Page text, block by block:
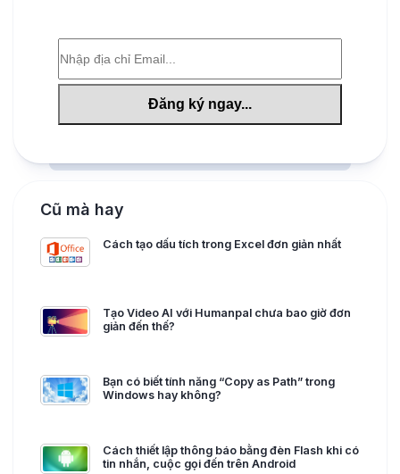
Cũ mà hay
Cách tạo dấu tích trong Excel đơn giản nhất
Tạo Video AI với Humanpal chưa bao giờ đơn
giản đến thế?
Bạn có biết tính năng “Copy as Path” trong
Windows hay không?
Cách thiết lập thông báo bằng đèn Flash khi có
tin nhắn, cuộc gọi đến trên Android